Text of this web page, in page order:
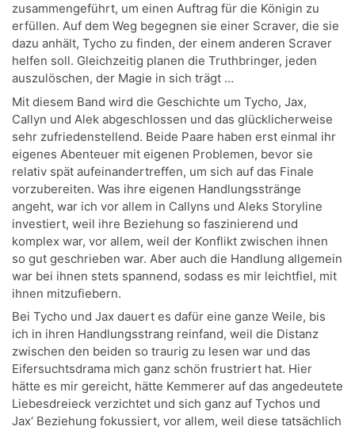
zusammengeführt, um einen Auftrag für die Königin zu
erfüllen. Auf dem Weg begegnen sie einer Scraver, die sie
dazu anhält, Tycho zu finden, der einem anderen Scraver
helfen soll. Gleichzeitig planen die Truthbringer, jeden
auszulöschen, der Magie in sich trägt …
Mit diesem Band wird die Geschichte um Tycho, Jax,
Callyn und Alek abgeschlossen und das glücklicherweise
sehr zufriedenstellend. Beide Paare haben erst einmal ihr
eigenes Abenteuer mit eigenen Problemen, bevor sie
relativ spät aufeinandertreffen, um sich auf das Finale
vorzubereiten. Was ihre eigenen Handlungsstränge
angeht, war ich vor allem in Callyns und Aleks Storyline
investiert, weil ihre Beziehung so faszinierend und
komplex war, vor allem, weil der Konflikt zwischen ihnen
so gut geschrieben war. Aber auch die Handlung allgemein
war bei ihnen stets spannend, sodass es mir leichtfiel, mit
ihnen mitzufiebern.
Bei Tycho und Jax dauert es dafür eine ganze Weile, bis
ich in ihren Handlungsstrang reinfand, weil die Distanz
zwischen den beiden so traurig zu lesen war und das
Eifersuchtsdrama mich ganz schön frustriert hat. Hier
hätte es mir gereicht, hätte Kemmerer auf das angedeutete
Liebesdreieck verzichtet und sich ganz auf Tychos und
Jax‘ Beziehung fokussiert, vor allem, weil diese tatsächlich